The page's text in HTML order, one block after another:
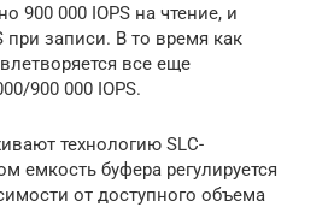
900 000 IOPS на чтение, и
при записи. В то время как
все еще
900 000 IOPS.
технологию SLC-
емкость буфера регулируется
от доступного объема